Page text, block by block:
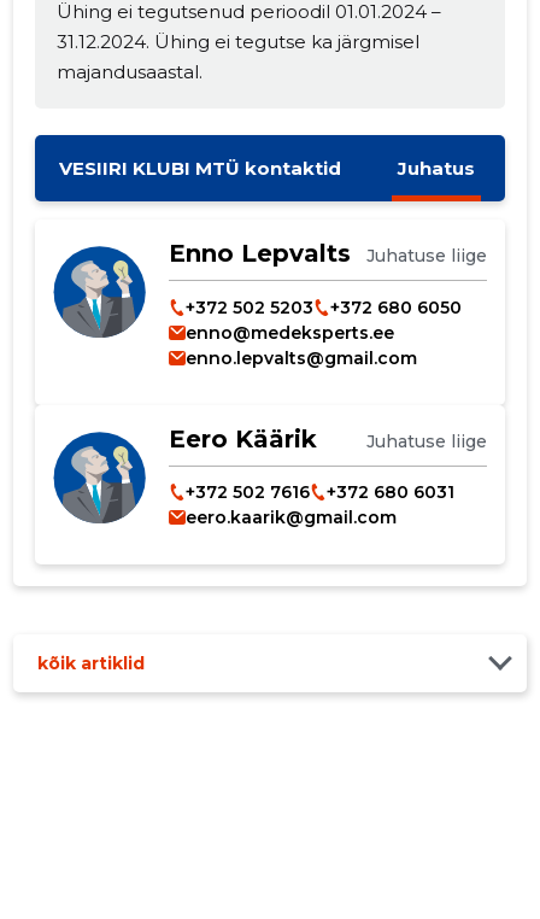
Ühing ei tegutsenud perioodil 01.01.2024 –
31.12.2024. Ühing ei tegutse ka järgmisel
majandusaastal.
VESIIRI KLUBI MTÜ kontaktid Juhatus
Enno Lepvalts Juhatuse liige
+372 502 5203
+372 680 6050
enno@medeksperts.ee
enno.lepvalts@gmail.com
Eero Käärik Juhatuse liige
+372 502 7616
+372 680 6031
eero.kaarik@gmail.com
kõik artiklid
Muuda pildi
kirjeldust
MUUDA